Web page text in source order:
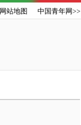
网站地图 中国青年网>>